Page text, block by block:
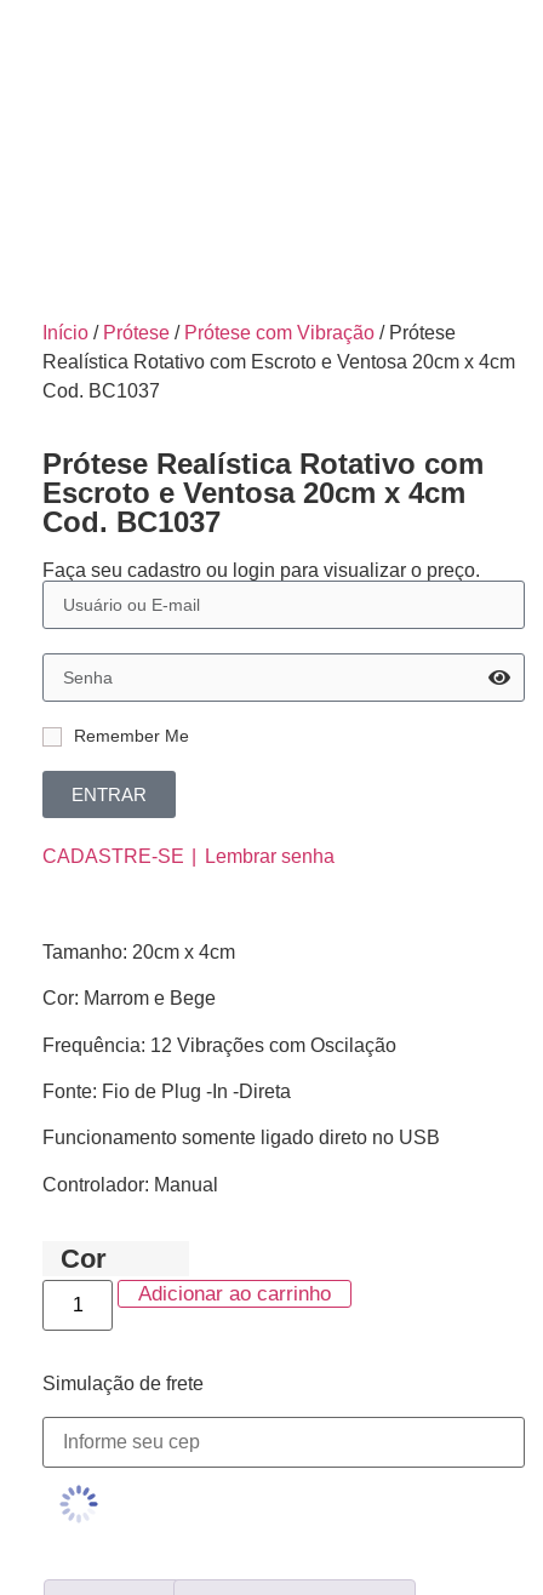
Início / Prótese / Prótese com Vibração / Prótese
Realística Rotativo com Escroto e Ventosa 20cm x 4cm
Cod. BC1037
Prótese Realística Rotativo com
Escroto e Ventosa 20cm x 4cm
Cod. BC1037
Faça seu cadastro ou login para visualizar o preço.
Remember Me
ENTRAR
CADASTRE-SE Lembrar senha
Tamanho: 20cm x 4cm
Cor: Marrom e Bege
Frequência: 12 Vibrações com Oscilação
Fonte: Fio de Plug -In -Direta
Funcionamento somente ligado direto no USB
Controlador: Manual
Cor
Adicionar ao carrinho
Simulação de frete